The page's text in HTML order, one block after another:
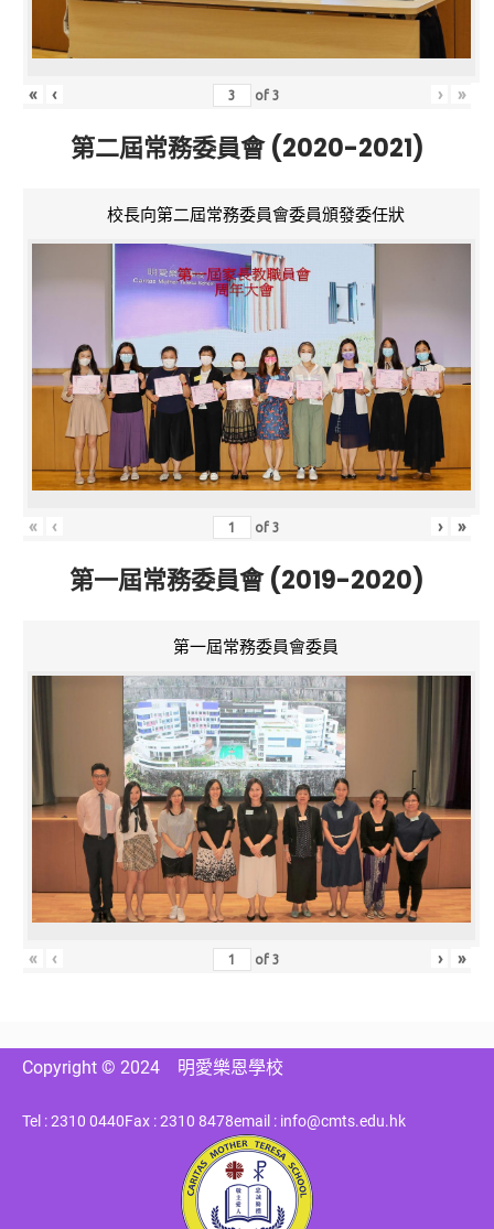
« ‹ of3 › »
第二屆常務委員會 (2020-2021)
校長向第二屆常務委員會委員頒發委任狀
« ‹ of3 › »
第一屆常務委員會 (2019-2020)
第一屆常務委員會委員
« ‹ of3 › »
Copyright © 2024 明愛樂恩學校
Tel : 2310 0440Fax : 2310 8478email : info@cmts.edu.hk